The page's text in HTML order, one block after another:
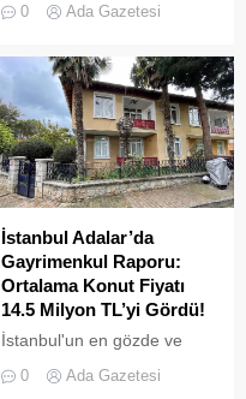
çevre kirliliğine neden olan
geniş çaplı bir temizlik ve
denetim operasyonu
gerçekleştirildi.
0 Ada Gazetesi
İstanbul Adalar’da
Gayrimenkul Raporu:
Ortalama Konut Fiyatı
14.5 Milyon TL’yi Gördü!
İstanbul'un en gözde ve
olan Adalar ilçesinde,
0 Ada Gazetesi